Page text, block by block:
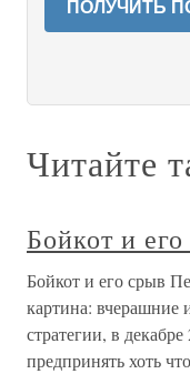
ПОЛУЧИТЬ
Читайте
Бойкот и
Бойкот и его срыв
картина: вчерашние
стратегии, в
предпринять хоть